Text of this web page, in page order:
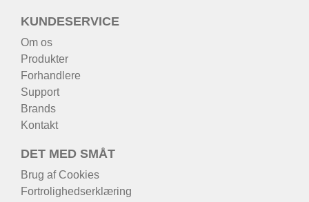
KUNDESERVICE
Om os
Produkter
Forhandlere
Support
Brands
Kontakt
DET MED SMÅT
Brug af Cookies
Fortrolighedserklæring